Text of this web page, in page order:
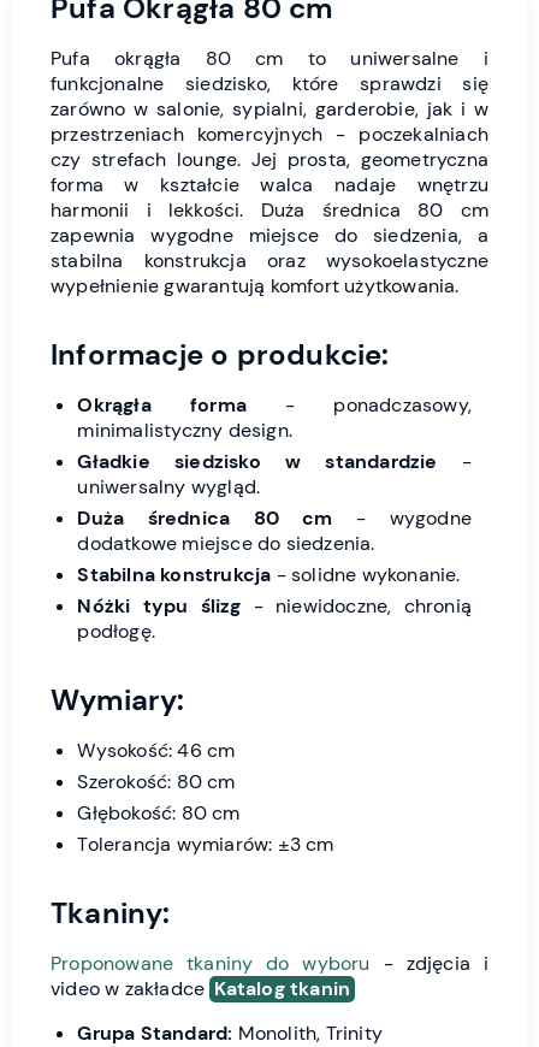
Pufa Okrągła 80 cm
Pufa okrągła 80 cm to uniwersalne i
funkcjonalne siedzisko, które sprawdzi się
zarówno w salonie, sypialni, garderobie, jak i w
przestrzeniach komercyjnych - poczekalniach
czy strefach lounge. Jej prosta, geometryczna
forma w kształcie walca nadaje wnętrzu
harmonii i lekkości. Duża średnica 80 cm
zapewnia wygodne miejsce do siedzenia, a
stabilna konstrukcja oraz wysokoelastyczne
wypełnienie gwarantują komfort użytkowania.
Informacje o produkcie:
Okrągła forma- ponadczasowy,
minimalistyczny design.
Gładkie siedzisko w standardzie -
uniwersalny wygląd.
Duża średnica 80 cm - wygodne
dodatkowe miejsce do siedzenia.
Stabilna konstrukcja - solidne wykonanie.
Nóżki typu ślizg - niewidoczne, chronią
podłogę.
Wymiary:
Wysokość: 46 cm
Szerokość: 80 cm
Głębokość: 80 cm
Tolerancja wymiarów: ±3 cm
Tkaniny:
Proponowane tkaniny do wyboru - zdjęcia i
video w zakładce Katalog tkanin
Grupa Standard: Monolith, Trinity